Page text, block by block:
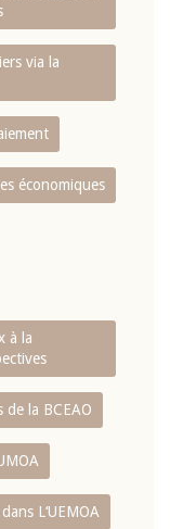
via la
économiques
à la
de la BCEAO
L‘UEMOA